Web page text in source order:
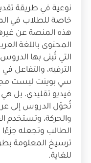
نوعية في طريقة
خاصة للطلاب في
هذه المنصة عن
المحتوى باللغة
التي تُبنى بها
الترفيه، والتفاعل
سي بوينت ليست
فيديو تقليدي، بل
تُحوّل الدروس إلى
والحركة، وتستخدم
الطالب وتجعله
ترسيخ المعلومة
للغاية.